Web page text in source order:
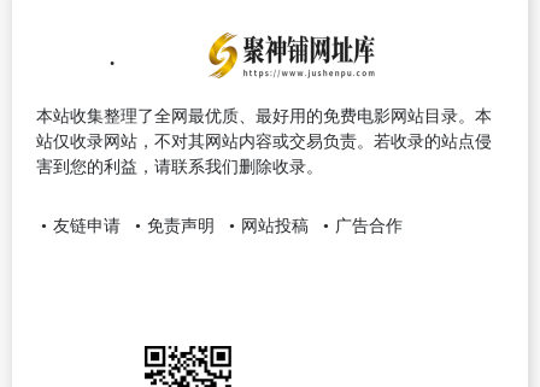
本站收集整理了全网最优质、最好用的免费电影网站目录。本
站仅收录网站，不对其网站内容或交易负责。若收录的站点侵
害到您的利益，请联系我们删除收录。
友链申请 免责声明 网站投稿 广告合作